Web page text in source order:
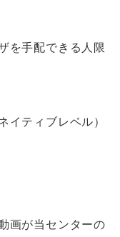
を手配できる人限
イティブレベル）
画が当センターの